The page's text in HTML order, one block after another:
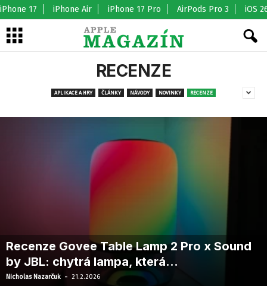
iPhone 17 iPhone Air iPhone 17 Pro AirPods Pro 3 iOS
RECENZE
APLIKACE A HRY ČLÁNKY NÁVODY NOVINKY RECENZE
Recenze Govee Table Lamp 2 Pro x Sound
by JBL: chytrá lampa, která...
Nicholas Nazarčuk - 21.2.2026